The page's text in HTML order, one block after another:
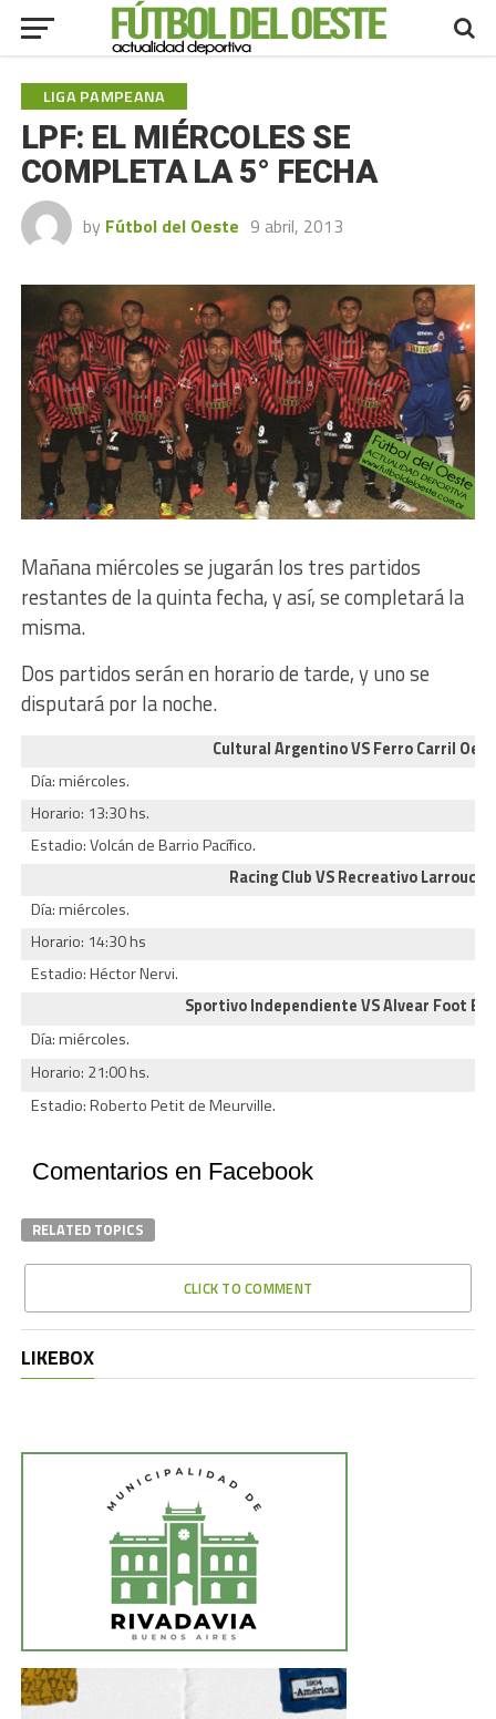
LIGA PAMPEANA
LPF: EL MIÉRCOLES SE
COMPLETA LA 5° FECHA
by Fútbol del Oeste 9 abril, 2013
Mañana miércoles se jugarán los tres partidos
restantes de la quinta fecha, y así, se completará la
misma.
Dos partidos serán en horario de tarde, y uno se
disputará por la noche.
Cultural Argentino VS Ferro Carril
Día: miércoles.
Horario: 13:30 hs.
Estadio: Volcán de Barrio Pacífico.
Racing Club VS Recreativo Larroudé
Día: miércoles.
Horario: 14:30 hs
Estadio: Héctor Nervi.
Sportivo Independiente VS Alvear Foot
Día: miércoles.
Horario: 21:00 hs.
Estadio: Roberto Petit de Meurville.
Comentarios en Facebook
RELATED TOPICS
CLICK TO COMMENT
LIKEBOX